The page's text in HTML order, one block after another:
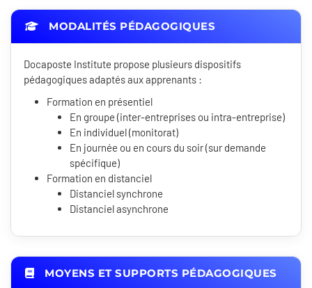
MODALITÉS PÉDAGOGIQUES
Docaposte Institute propose plusieurs dispositifs
pédagogiques adaptés aux apprenants :
Formation en présentiel
En groupe (inter-entreprises ou intra-entreprise)
En individuel (monitorat)
En journée ou en cours du soir (sur demande
spécifique)
Formation en distanciel
Distanciel synchrone
Distanciel asynchrone
MOYENS ET SUPPORTS PÉDAGOGIQUES